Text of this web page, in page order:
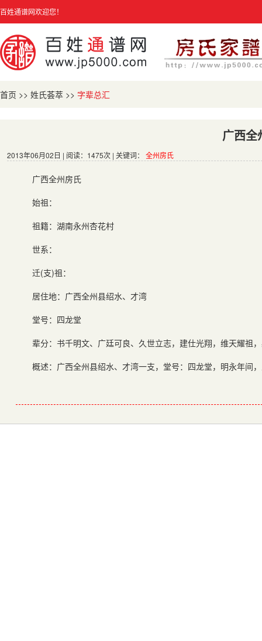
百姓通谱网欢迎您！
首页 >> 姓氏荟萃 >> 字辈总汇
广西全
2013年06月02日 | 阅读：1475次 | 关键词： 全州房氏
广西全州房氏
始祖：
祖籍：湖南永州杏花村
世系：
迁(支)祖：
居住地：广西全州县绍水、才湾
堂号：四龙堂
辈分：书千明文、广廷可良、久世立志，建仕光翔，维天耀祖
概述：广西全州县绍水、才湾一支，堂号：四龙堂，明永年间